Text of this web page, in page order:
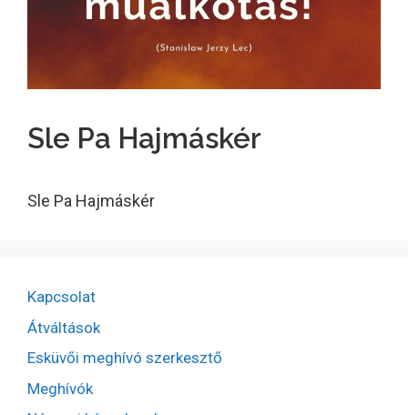
Sle Pa Hajmáskér
Sle Pa Hajmáskér
Kapcsolat
Átváltások
Esküvői meghívó szerkesztő
Meghívók